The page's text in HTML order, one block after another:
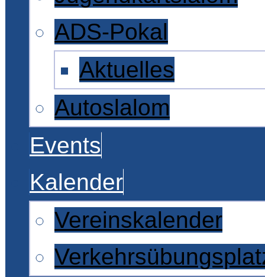
ADS-Pokal
Aktuelles
Autoslalom
Events
Kalender
Vereinskalender